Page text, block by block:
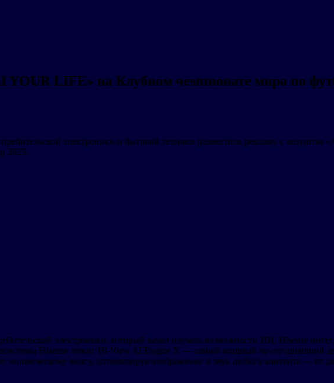
YOUR LIFE» на Клубном чемпионате мира по
электроники и бытовой техники разместила рекламу с лозунгом
2025.
электроники, который начал изучать возможности ИИ, Hisense
Hisense лежит Hi-View AI Engine X — самый мощный на сегодняшний
человеческому мозгу, оптимизируя изображение и звук любого контента — от